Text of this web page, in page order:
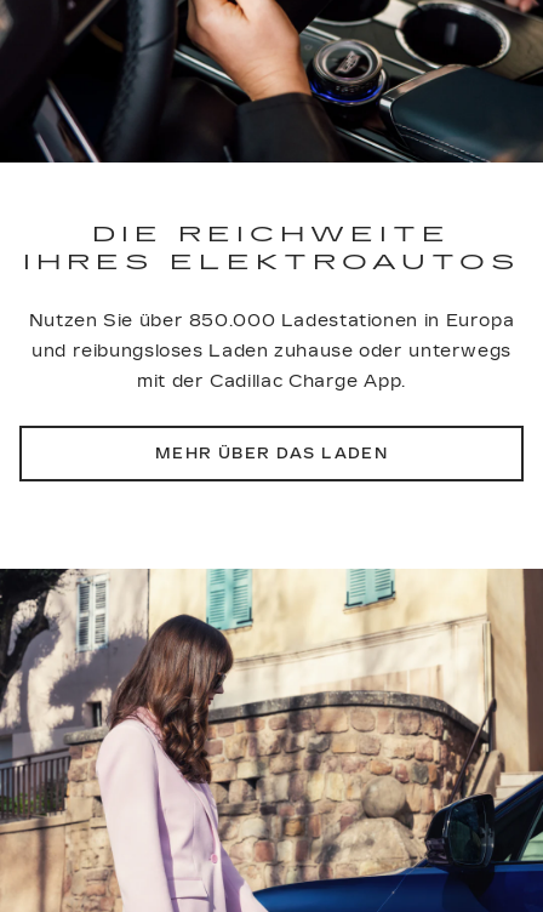
DIE REICHWEITE
IHRES ELEKTROAUTOS
Nutzen Sie über 850.000 Ladestationen in Europa
und reibungsloses Laden zuhause oder unterwegs
mit der Cadillac Charge App.
MEHR ÜBER DAS LADEN